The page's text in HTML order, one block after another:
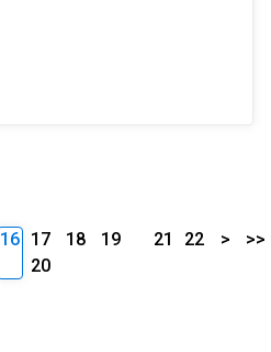
16 17 18
19
20
21 22 > >>